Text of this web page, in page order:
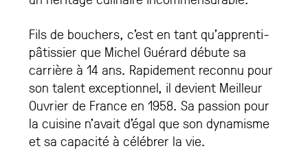
Fils de bouchers, c’est en tant qu’apprenti-
pâtissier que Michel Guérard débute sa
carrière à 14 ans. Rapidement reconnu pour
son talent exceptionnel, il devient Meilleur
Ouvrier de France en 1958. Sa passion pour
la cuisine n’avait d’égal que son dynamisme
et sa capacité à célébrer la vie.